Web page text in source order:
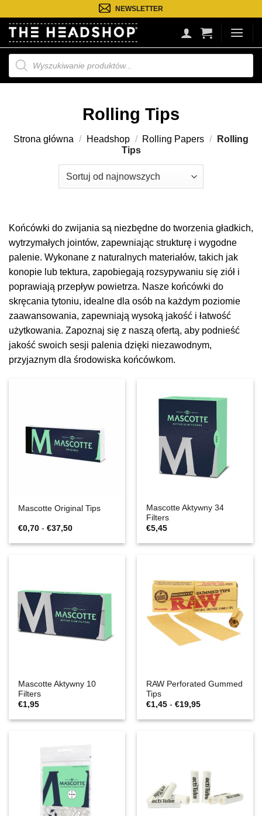
do
treści
NEWSLETTER
Wyszukiwarka
produktów
Rolling Tips
Strona główna / Headshop / Rolling Papers /
Rolling
Tips
Końcówki do zwijania są niezbędne do tworzenia gładkich,
wytrzymałych jointów, zapewniając strukturę i wygodne
palenie. Wykonane z naturalnych materiałów, takich jak
konopie lub tektura, zapobiegają rozsypywaniu się ziół i
poprawiają przepływ powietrza. Nasze końcówki do
skręcania tytoniu, idealne dla osób na każdym poziomie
zaawansowania, zapewniają wysoką jakość i łatwość
użytkowania. Zapoznaj się z naszą ofertą, aby podnieść
jakość swoich sesji palenia dzięki niezawodnym,
przyjaznym dla środowiska końcówkom.
Mascotte Original Tips
€0,70 - €37,50Zakres
€0,70
Mascotte Aktywny 34
Filters
€5,45
Mascotte Aktywny 10
Filters
€1,95
RAW Perforated Gummed
Tips
€1,45 - €19,95Zakres
€1,45